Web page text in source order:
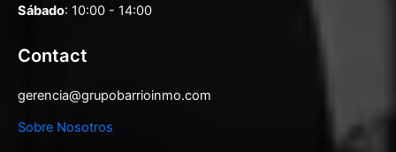
Sábado: 10:00 - 14:00
Contact
gerencia@grupobarrioinmo.com
Sobre Nosotros